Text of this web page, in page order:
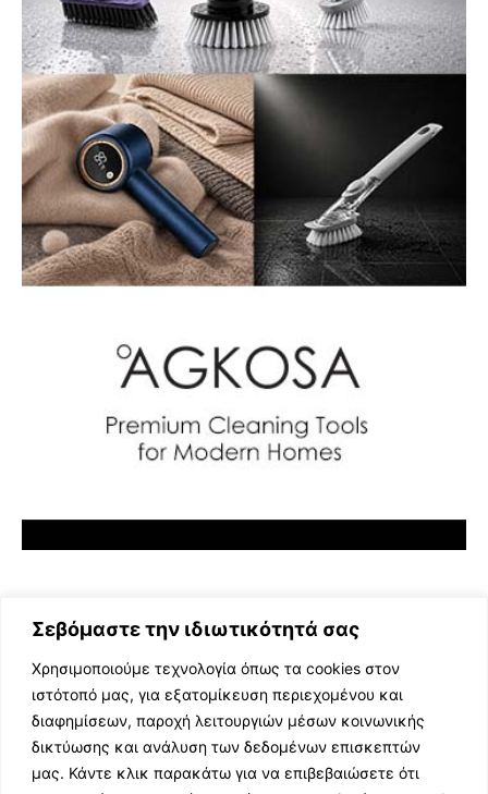
Σεβόμαστε την ιδιωτικότητά σας
Χρησιμοποιούμε τεχνολογία όπως τα cookies στον
ιστότοπό μας, για εξατομίκευση περιεχομένου και
διαφημίσεων, παροχή λειτουργιών μέσων κοινωνικής
δικτύωσης και ανάλυση των δεδομένων επισκεπτών
μας. Κάντε κλικ παρακάτω για να επιβεβαιώσετε ότι
ΕΛΛΗΝΙΚΗ ΜΟΥΣΙΚΗ
TV SHOWS
EVENTS